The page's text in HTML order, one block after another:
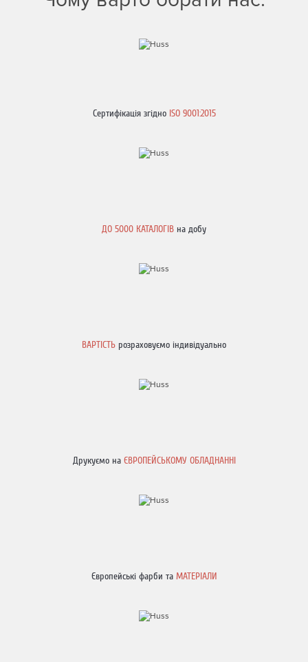
Сертифікація згідноISO 9001:2015
ДО 5000 КАТАЛОГІВ на добу
ВАРТІСТЬ розраховуємо індивідуально
Друкуємо на ЄВРОПЕЙСЬКОМУ ОБЛАДНАННІ
Європейські фарби та МАТЕРІАЛИ